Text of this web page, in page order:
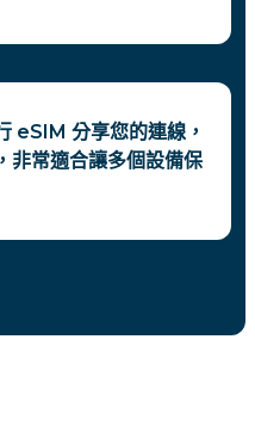
eSIM 分享您的連線，
非常適合讓多個設備保